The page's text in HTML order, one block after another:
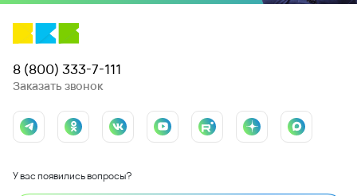
8 (800) 333-7-111
Заказать звонок
У вас появились вопросы?